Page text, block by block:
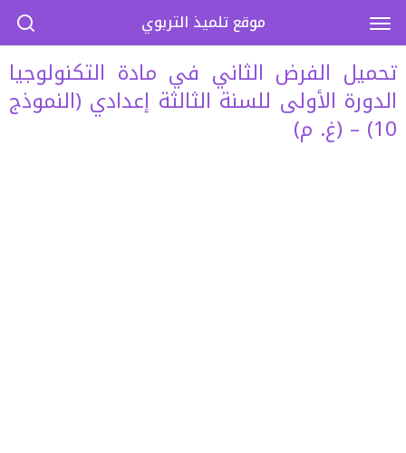
تحميل الفرض الثاني في مادة التكنولوجيا
الدورة الأولى للسنة الثالثة إعدادي (النموذج
10) – (غ. م)
موقع تلميذ التربوي